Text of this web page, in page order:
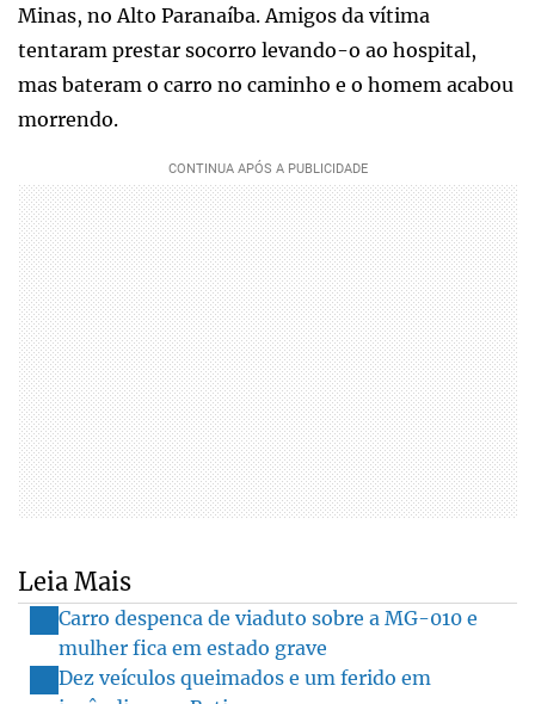
Minas, no Alto Paranaíba. Amigos da vítima
tentaram prestar socorro levando-o ao hospital,
mas bateram o carro no caminho e o homem acabou
morrendo.
Leia Mais
Carro despenca de viaduto sobre a MG-010 e
mulher fica em estado grave
Dez veículos queimados e um ferido em